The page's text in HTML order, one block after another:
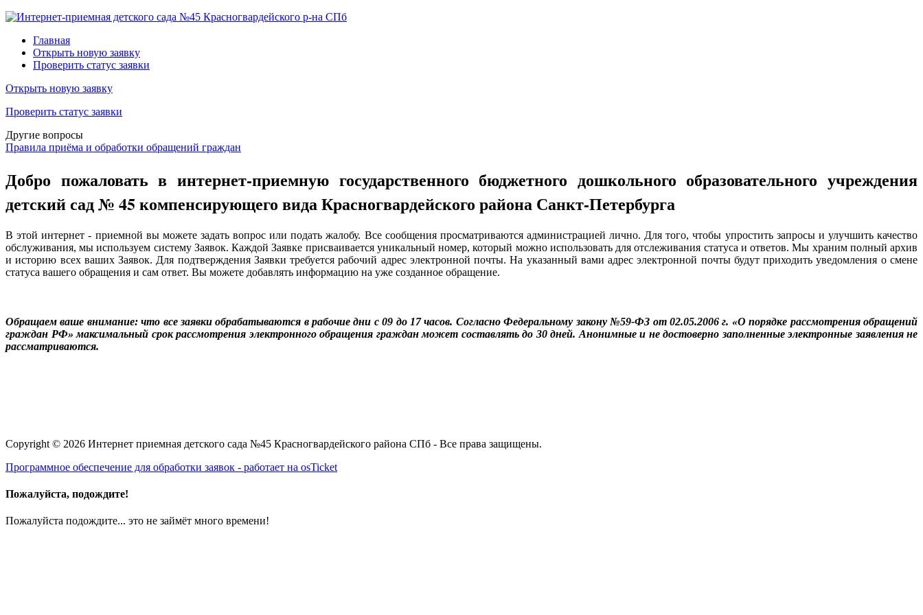
Главная
Открыть новую заявку
Проверить статус заявки
Открыть новую заявку
Проверить статус заявки
Другие вопросы
Правила приёма и обработки обращений граждан
Добро пожаловать в интернет-приемную государственного бюджетного дошкольного образовательного учреждения
детский сад № 45 компенсирующего вида Красногвардейского района Санкт-Петербурга
В этой интернет - приемной вы можете задать вопрос или подать жалобу. Все сообщения просматриваются администрацией лично. Для того, чтобы упростить запросы и улучшить качество
обслуживания, мы используем систему Заявок. Каждой Заявке присваивается уникальный номер, который можно использовать для отслеживания статуса и ответов. Мы храним полный архив
и историю всех ваших Заявок. Для подтверждения Заявки требуется рабочий адрес электронной почты. На указанный вами адрес электронной почты будут приходить уведомления о смене
статуса вашего обращения и сам ответ. Вы можете добавлять информацию на уже созданное обращение.
Обращаем ваше внимание: что все заявки обрабатываются в рабочие дни с 09 до 17 часов. Согласно Федеральному закону №59-ФЗ от 02.05.2006 г. «О порядке рассмотрения обращений
граждан РФ» максимальный срок рассмотрения электронного обращения граждан может составлять до 30 дней. Анонимные и не достоверно заполненные электронные заявления не
рассматриваются.
Copyright © 2026 Интернет приемная детского сада №45 Красногвардейского района СПб - Все права защищены.
Программное обеспечение для обработки заявок - работает на osTicket
Пожалуйста, подождите!
Пожалуйста подождите... это не займёт много времени!